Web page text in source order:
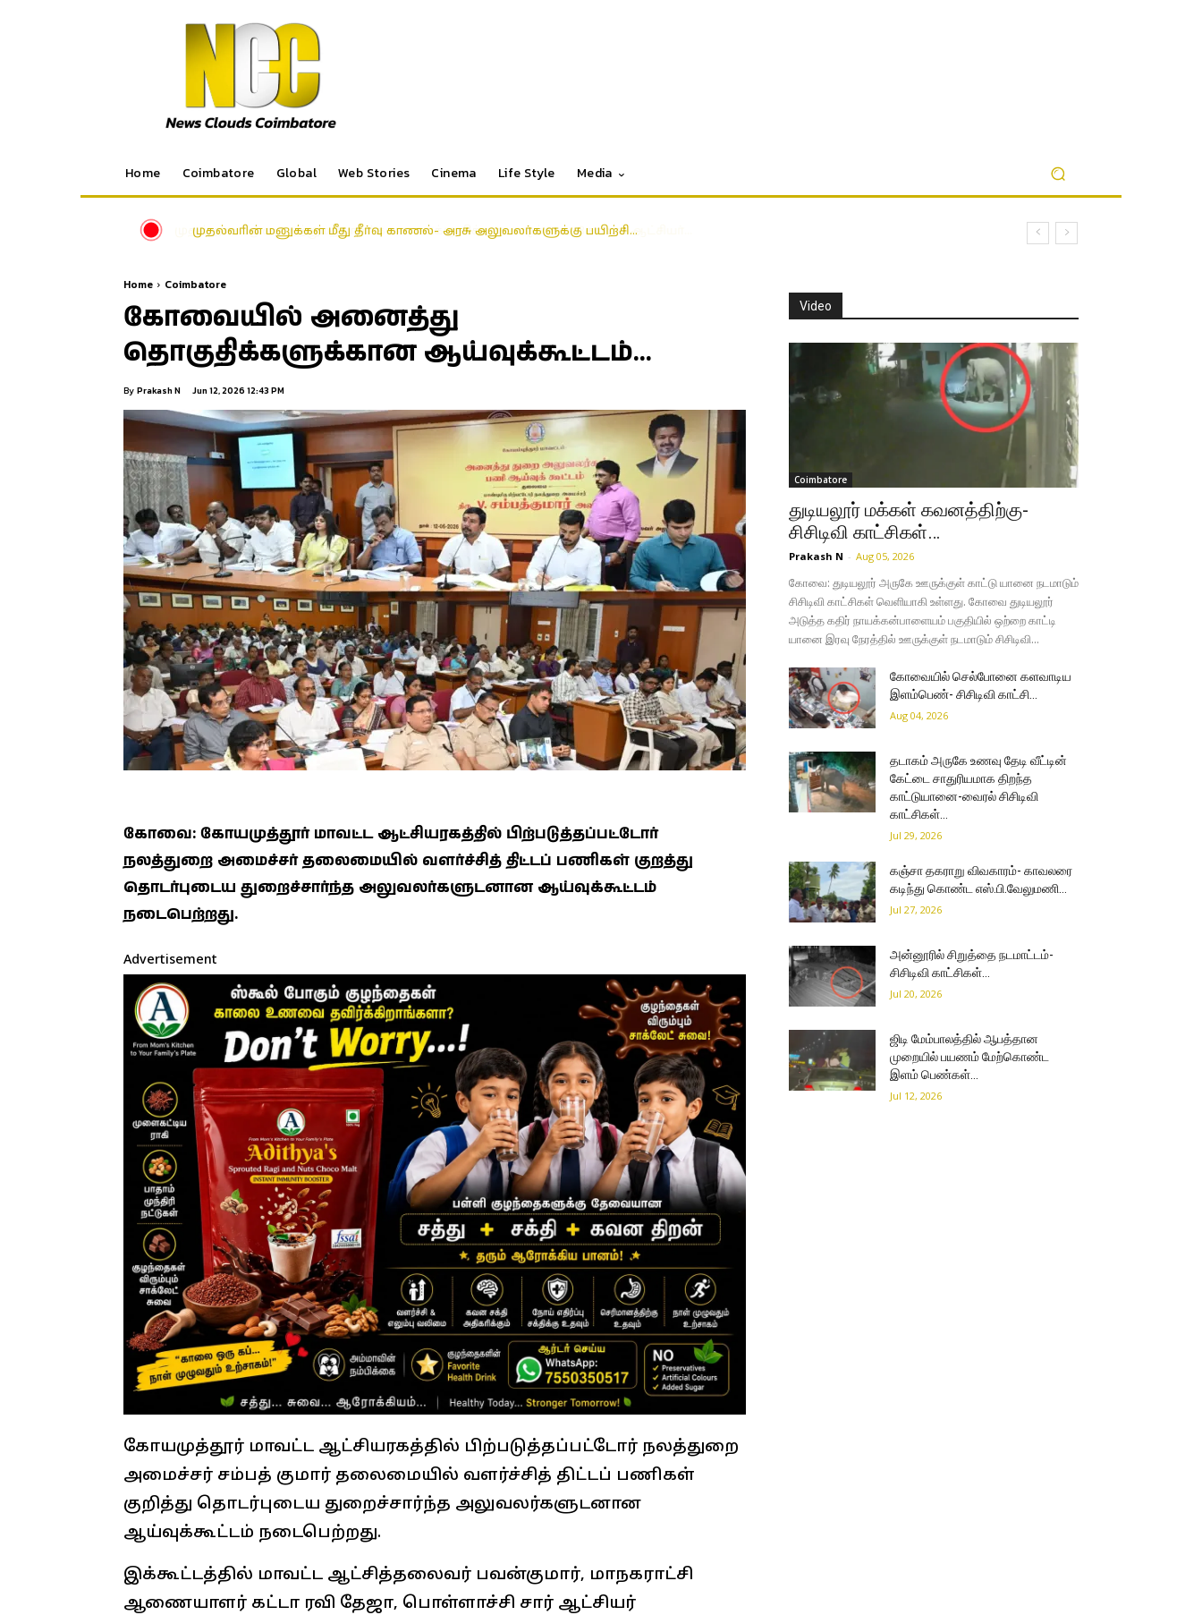
Home Coimbatore Global Web Stories Cinema Life Style Media
முதல்வரின் மனுக்கள் மீது தீர்வு காணல்- அரசு அலுவலர்களுக்கு பயிற்சி…
Home Coimbatore
கோவையில் அனைத்து
தொகுதிக்களுக்கான ஆய்வுக்கூட்டம்…
By Prakash N Jun 12, 2026 12:43 PM
கோவை: கோயமுத்தூர் மாவட்ட ஆட்சியரகத்தில் பிற்படுத்தப்பட்டோர்
நலத்துறை அமைச்சர் தலைமையில் வளர்ச்சித் திட்டப் பணிகள் குறத்து
தொடர்புடைய துறைச்சார்ந்த அலுவலர்களுடனான ஆய்வுக்கூட்டம்
நடைபெற்றது.
Advertisement
கோயமுத்தூர் மாவட்ட ஆட்சியரகத்தில் பிற்படுத்தப்பட்டோர் நலத்துறை
அமைச்சர் சம்பத் குமார் தலைமையில் வளர்ச்சித் திட்டப் பணிகள்
குறித்து தொடர்புடைய துறைச்சார்ந்த அலுவலர்களுடனான
ஆய்வுக்கூட்டம் நடைபெற்றது.
இக்கூட்டத்தில் மாவட்ட ஆட்சித்தலைவர் பவன்குமார், மாநகராட்சி
ஆணையாளர் கட்டா ரவி தேஜா, பொள்ளாச்சி சார் ஆட்சியர்
Video
Coimbatore
துடியலூர் மக்கள் கவனத்திற்கு-
சிசிடிவி காட்சிகள்…
Prakash N - Aug 05, 2026
கோவை: துடியலூர் அருகே ஊருக்குள் காட்டு யானை நடமாடும்
சிசிடிவி காட்சிகள் வெளியாகி உள்ளது. கோவை துடியலூர்
அடுத்த கதிர் நாயக்கன்பாளையம் பகுதியில் ஒற்றை காட்டி
யானை இரவு நேரத்தில் ஊருக்குள் நடமாடும் சிசிடிவி...
கோவையில் செல்போனை களவாடிய
இளம்பெண்- சிசிடிவி காட்சி…
Aug 04, 2026
தடாகம் அருகே உணவு தேடி வீட்டின்
கேட்டை சாதுரியமாக திறந்த
காட்டுயானை-வைரல் சிசிடிவி
காட்சிகள்…
Jul 29, 2026
கஞ்சா தகராறு விவகாரம்- காவலரை
கடிந்து கொண்ட எஸ்.பி.வேலுமணி…
Jul 27, 2026
அன்னூரில் சிறுத்தை நடமாட்டம்-
சிசிடிவி காட்சிகள்…
Jul 20, 2026
ஜிடி மேம்பாலத்தில் ஆபத்தான
முறையில் பயணம் மேற்கொண்ட
இளம் பெண்கள்…
Jul 12, 2026